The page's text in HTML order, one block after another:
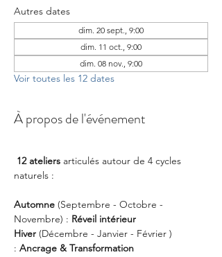
Autres dates
dim. 20 sept., 9:00
dim. 11 oct., 9:00
dim. 08 nov., 9:00
Voir toutes les 12 dates
À propos de l'événement
12 ateliers articulés autour de 4 cycles
naturels :
Automne (Septembre - Octobre -
Novembre) : Réveil intérieur
Hiver (Décembre - Janvier - Février )
: Ancrage & Transformation